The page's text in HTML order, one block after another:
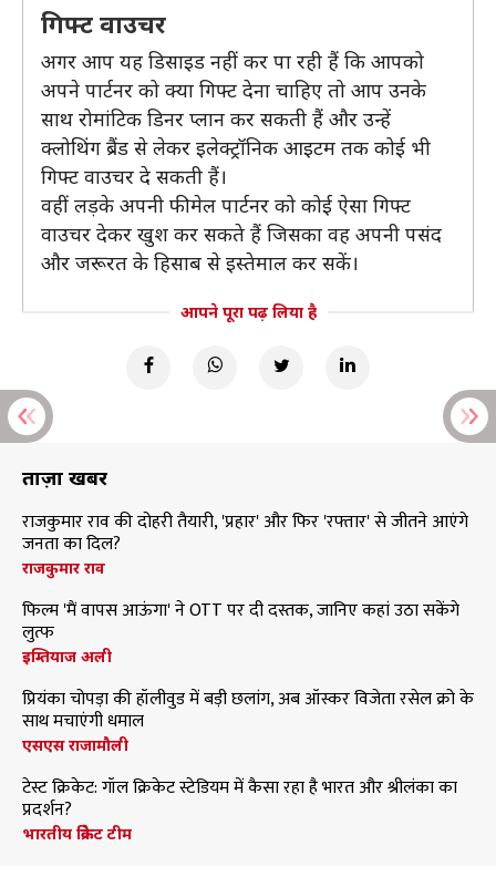
गिफ्ट वाउचर
अगर आप यह डिसाइड नहीं कर पा रही हैं कि आपको
अपने पार्टनर को क्या गिफ्ट देना चाहिए तो आप उनके
साथ रोमांटिक डिनर प्लान कर सकती हैं और उन्हें
क्लोथिंग ब्रैंड से लेकर इलेक्ट्रॉनिक आइटम तक कोई भी
गिफ्ट वाउचर दे सकती हैं।
वहीं लड़के अपनी फीमेल पार्टनर को कोई ऐसा गिफ्ट
वाउचर देकर खुश कर सकते हैं जिसका वह अपनी पसंद
और जरूरत के हिसाब से इस्तेमाल कर सकें।
आपने पूरा पढ़ लिया है
ताज़ा खबरें
राजकुमार राव की दोहरी तैयारी, 'प्रहार' और फिर 'रफ्तार' से जीतने आएंगे
जनता का दिल?
राजकुमार राव
फिल्म 'मैं वापस आऊंगा' ने OTT पर दी दस्तक, जानिए कहां उठा सकेंगे
लुत्फ
इम्तियाज अली
प्रियंका चोपड़ा की हॉलीवुड में बड़ी छलांग, अब ऑस्कर विजेता रसेल क्रो के
साथ मचाएंगी धमाल
एसएस राजामौली
टेस्ट क्रिकेट: गॉल क्रिकेट स्टेडियम में कैसा रहा है भारत और श्रीलंका का
प्रदर्शन?
भारतीय क्रिकेट टीम